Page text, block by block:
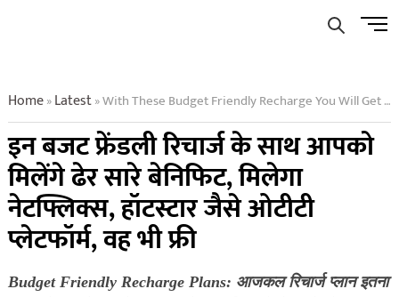
Menu
Home»Latest»With These Budget Friendly Recharge You Will Get A Lot Of Benefits You Will Get Ott
इन बजट फ्रेंडली रिचार्ज के साथ आपको
मिलेंगे ढेर सारे बेनिफिट, मिलेगा
नेटफ्लिक्स, हॉटस्टार जैसे ओटीटी
प्लेटफॉर्म, वह भी फ्री
Budget Friendly Recharge Plans: आजकल रिचार्ज प्लान इतना